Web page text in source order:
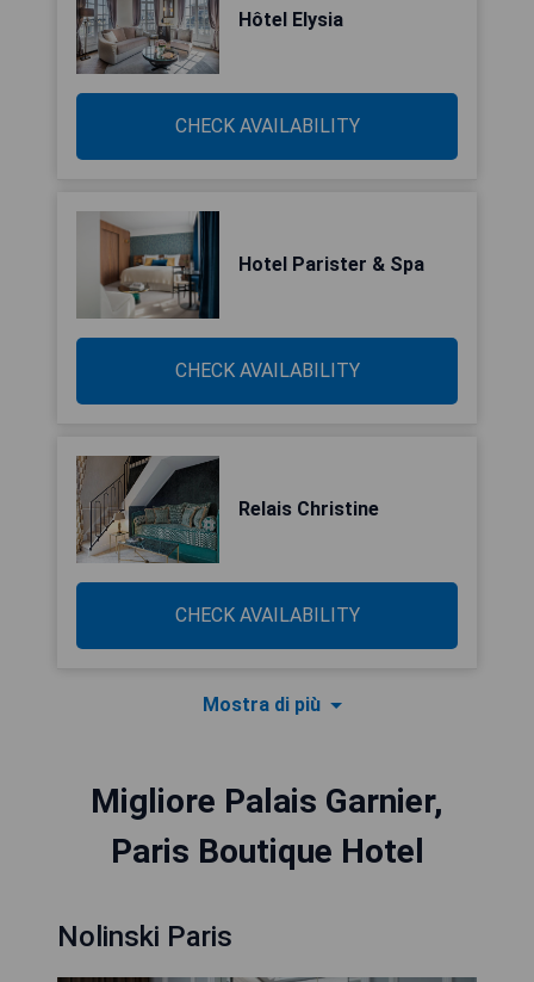
Hôtel Elysia
CHECK AVAILABILITY
Hotel Parister & Spa
CHECK AVAILABILITY
Relais Christine
CHECK AVAILABILITY
Mostra di più
Migliore Palais Garnier,
Paris Boutique Hotel
Nolinski Paris